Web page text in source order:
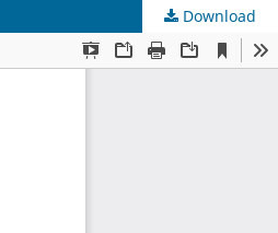
Download